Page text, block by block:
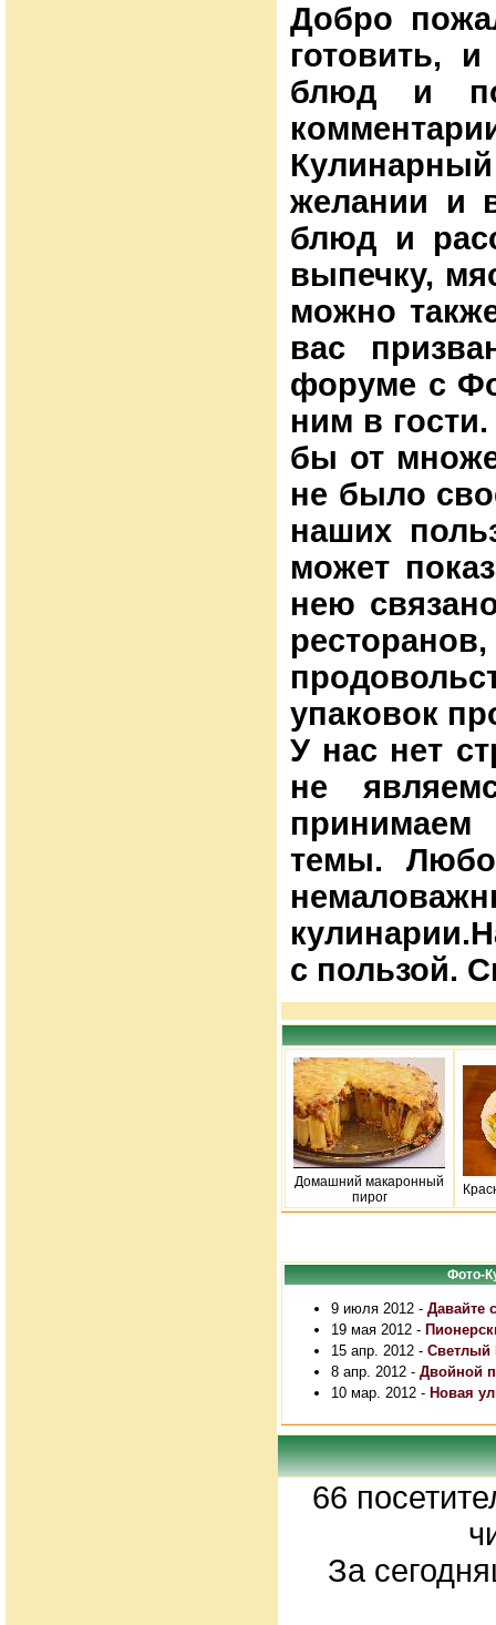
Добро
готовить,
блюд и
желании и
блюд и
выпечку,
можно
вас
форуме с
ним в
бы от
не было
наших
может
нею
упаковок
У нас нет
не
принимаем
темы.
с пользой.
Домашний макаронный
пирог
Фото-
9 июля 2012 - Давайте
19 мая 2012 -
15 апр. 2012 - Светлый
8 апр. 2012 - Двойной
10 мар. 2012 - Новая
66
За